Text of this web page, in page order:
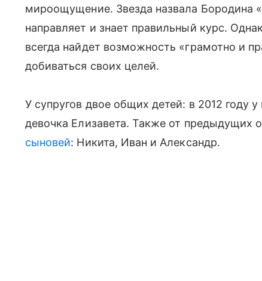
мироощущение. Звезда назвала Бородина
направляет и знает правильный курс.
всегда найдет возможность «грамотно и
добиваться своих целей.
У супругов двое общих детей: в 2012 году
девочка Елизавета. Также от предыдущих
сыновей: Никита, Иван и Александр.